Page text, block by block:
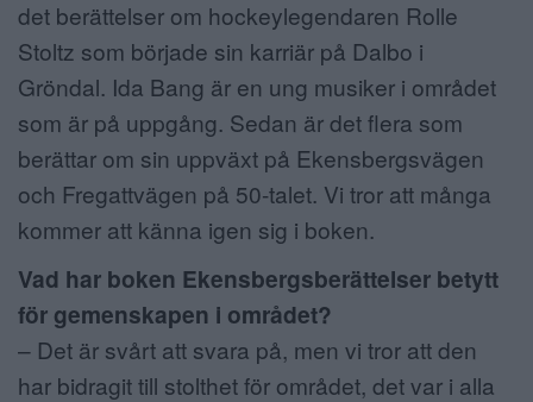
det berättelser om hockeylegendaren Rolle
Stoltz som började sin karriär på Dalbo i
Gröndal. Ida Bang är en ung musiker i området
som är på uppgång. Sedan är det flera som
berättar om sin uppväxt på Ekensbergsvägen
och Fregattvägen på 50-talet. Vi tror att många
kommer att känna igen sig i boken.
Vad har boken Ekensbergsberättelser betytt
för gemenskapen i området?
– Det är svårt att svara på, men vi tror att den
har bidragit till stolthet för området, det var i alla